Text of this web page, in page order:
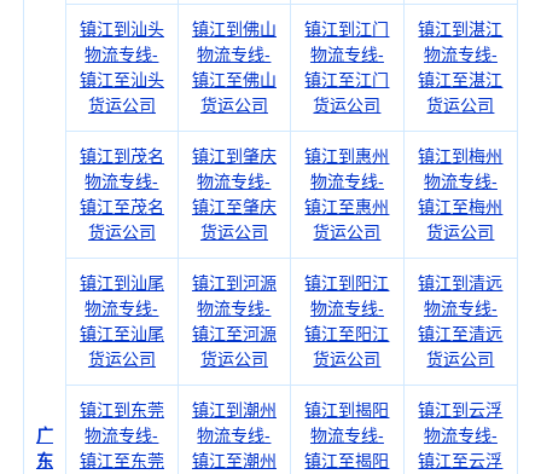
广
东
镇江到汕头
物流专线-
镇江至汕头
货运公司
镇江到佛山
物流专线-
镇江至佛山
货运公司
镇江到江门
物流专线-
镇江至江门
货运公司
镇江到湛江
物流专线-
镇江至湛江
货运公司
镇江到茂名
物流专线-
镇江至茂名
货运公司
镇江到肇庆
物流专线-
镇江至肇庆
货运公司
镇江到惠州
物流专线-
镇江至惠州
货运公司
镇江到梅州
物流专线-
镇江至梅州
货运公司
镇江到汕尾
物流专线-
镇江至汕尾
货运公司
镇江到河源
物流专线-
镇江至河源
货运公司
镇江到阳江
物流专线-
镇江至阳江
货运公司
镇江到清远
物流专线-
镇江至清远
货运公司
镇江到东莞
物流专线-
镇江至东莞
镇江到潮州
物流专线-
镇江至潮州
镇江到揭阳
物流专线-
镇江至揭阳
镇江到云浮
物流专线-
镇江至云浮